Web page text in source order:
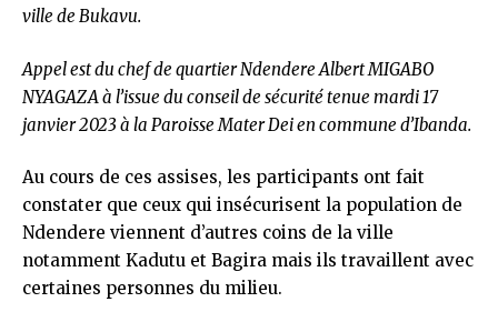
ville de Bukavu.
Appel est du chef de quartier Ndendere Albert MIGABO
NYAGAZA à l’issue du conseil de sécurité tenue mardi 17
janvier 2023 à la Paroisse Mater Dei en commune d’Ibanda.
Au cours de ces assises, les participants ont fait
constater que ceux qui insécurisent la population de
Ndendere viennent d’autres coins de la ville
notamment Kadutu et Bagira mais ils travaillent avec
certaines personnes du milieu.